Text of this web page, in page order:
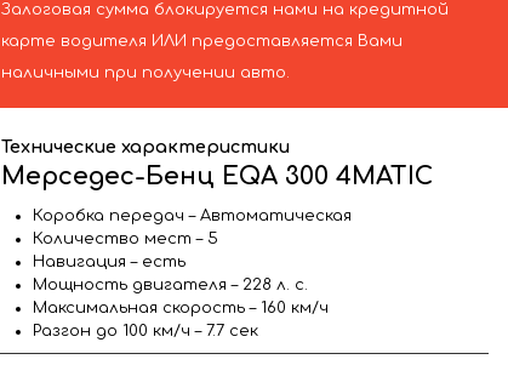
Залоговая сумма блокируется нами на кредитной
карте водителя ИЛИ предоставляется Вами
наличными при получении авто.
Технические характеристики
Мерседес-Бенц EQA 300 4MATIC
Коробка передач – Автоматическая
Количество мест – 5
Навигация – есть
Мощность двигателя – 228 л. с.
Максимальная скорость – 160 км/ч
Разгон до 100 км/ч – 7.7 сек